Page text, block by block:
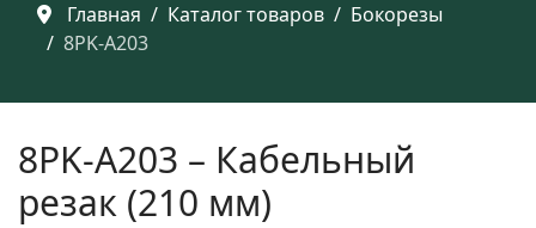
Главная Каталог товаров
Бокорезы
8PK-A203
8PK-A203 – Кабельный
резак (210 мм)